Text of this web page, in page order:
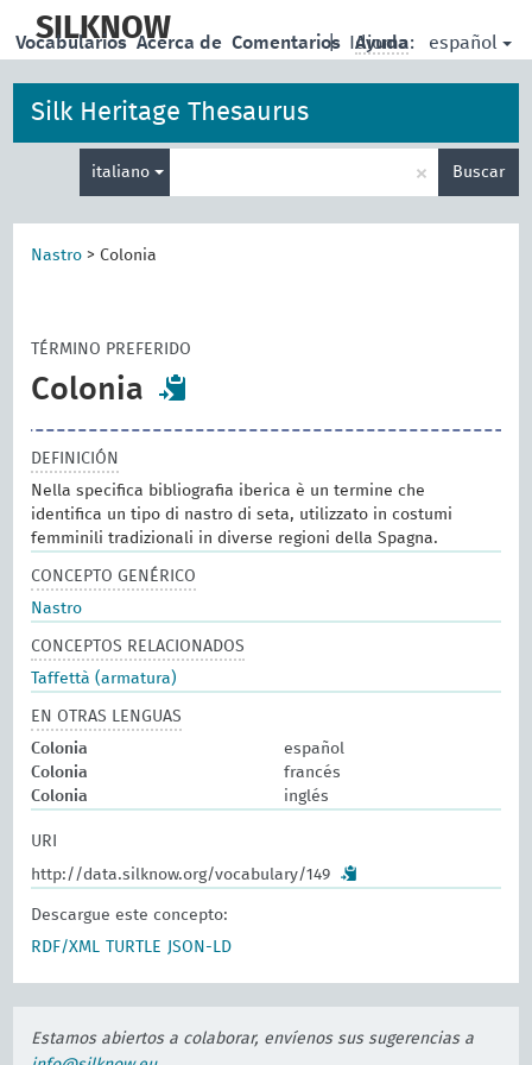
main
SILKNOW | Idioma: español
Vocabularios Acerca de Comentarios Ayuda
Silk Heritage Thesaurus
italiano × Buscar
Nastro > Colonia
TÉRMINO PREFERIDO
Colonia
DEFINICIÓN
Nella specifica bibliografia iberica è un termine che
identifica un tipo di nastro di seta, utilizzato in costumi
femminili tradizionali in diverse regioni della Spagna.
CONCEPTO GENÉRICO
Nastro
CONCEPTOS RELACIONADOS
Taffettà (armatura)
EN OTRAS LENGUAS
Colonia
español
Colonia
francés
Colonia
inglés
URI
http://data.silknow.org/vocabulary/149
Descargue este concepto:
RDF/XML
TURTLE JSON-LD
Estamos abiertos a colaborar, envíenos sus sugerencias a